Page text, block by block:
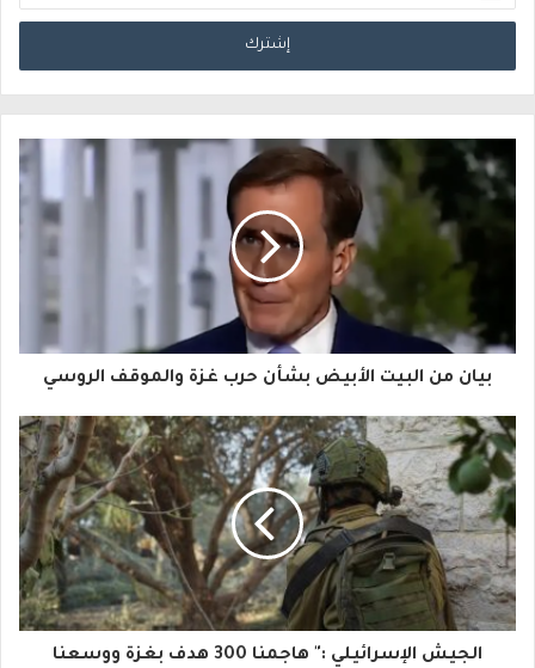
د
خ
ر
ا
إ
ل
ك
ت
ر
بيان من البيت الأبيض بشأن حرب غزة والموقف الروسي
الجيش الإسرائيلي :" هاجمنا 300 هدف بغزة ووسعنا